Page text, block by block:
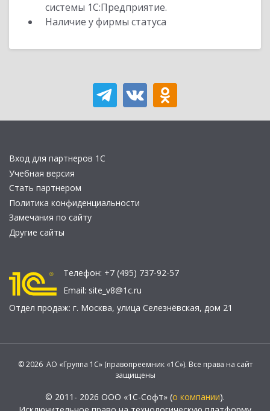
системы 1С:Предприятие.
Наличие у фирмы статуса
Вход для партнеров 1С
Учебная версия
Стать партнером
Политика конфиденциальности
Замечания по сайту
Другие сайты
Телефон: +7 (495) 737-92-57
Email: site_v8@1c.ru
Отдел продаж: г. Москва, улица Селезнёвская, дом 21
© 2026 АО «Группа 1С» (правопреемник «1С»). Все права на сайт
защищены
© 2011- 2026 ООО «1С-Софт» (о компании).